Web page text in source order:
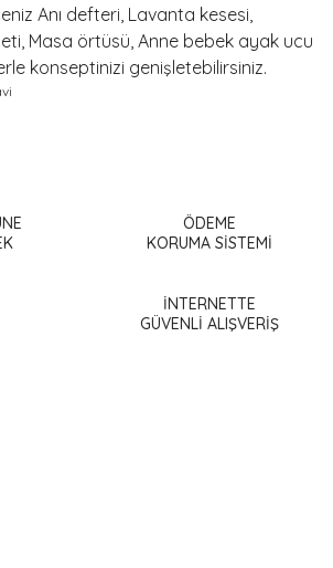
Anı defteri, Lavanta kesesi,
Masa örtüsü, Anne bebek ayak ucu
konseptinizi genişletebilirsiniz.
eksik bilgiler bulunuyor.
hatalar bulunuyor.
ÖDEME
KORUMA SİSTEMİ
İNTERNETTE
GÜVENLİ ALIŞVERİŞ